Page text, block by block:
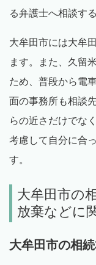
る弁護士へ相談す
大牟田市には大牟
ます。また、久留
ため、普段から電
面の事務所も相談
らの近さだけでな
考慮して自分に合
す。
大牟田市の
放棄などに
大牟田市の相